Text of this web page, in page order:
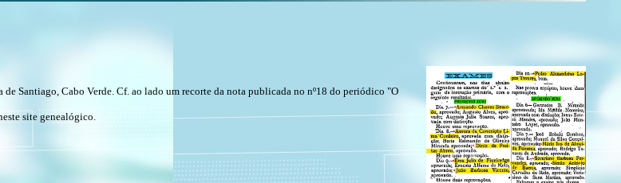
Santiago, Cabo Verde. Cf. ao lado um recorte da nota publicada no nº18 do periódico "O
site genealógico.